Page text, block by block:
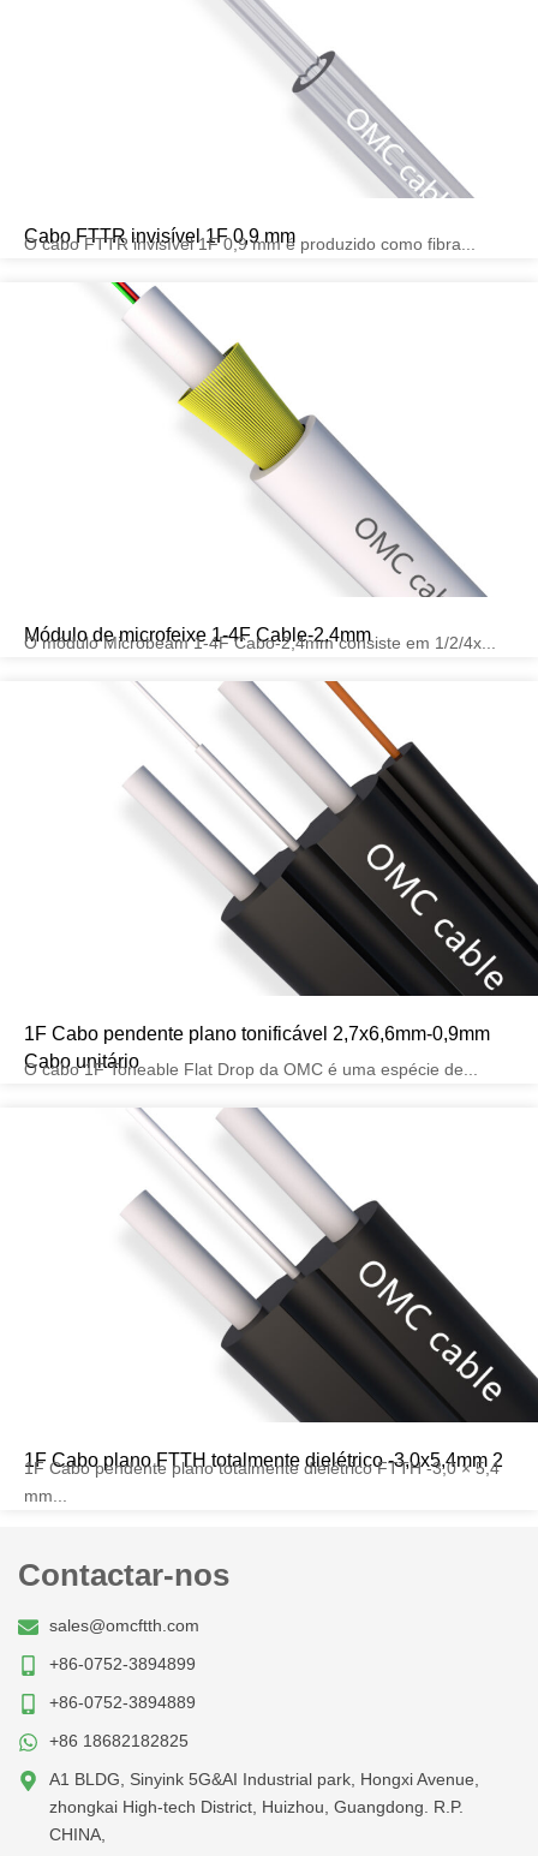
Cabo FTTR invisível 1F 0,9 mm
O cabo FTTR invisível 1F 0,9 mm é produzido como fibra...
Módulo de microfeixe 1-4F Cable-2.4mm
O módulo Microbeam 1-4F Cabo-2,4mm consiste em 1/2/4x...
1F Cabo pendente plano tonificável 2,7x6,6mm-0,9mm
Cabo unitário
O cabo 1F Toneable Flat Drop da OMC é uma espécie de...
1F Cabo plano FTTH totalmente dielétrico -3,0x5,4mm 2
1F Cabo pendente plano totalmente dielétrico FTTH -3,0 × 5,4
mm...
Contactar-nos
sales@omcftth.com
+86-0752-3894899
+86-0752-3894889
+86 18682182825
A1 BLDG, Sinyink 5G&AI Industrial park, Hongxi Avenue,
zhongkai High-tech District, Huizhou, Guangdong. R.P.
CHINA,